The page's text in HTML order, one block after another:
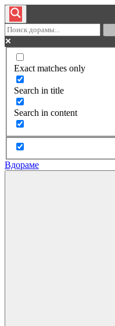
Exact matches only
Search in title
Search in content
Вдораме